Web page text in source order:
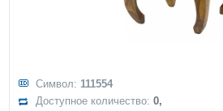
Символ: 111554
Доступное количество:0,